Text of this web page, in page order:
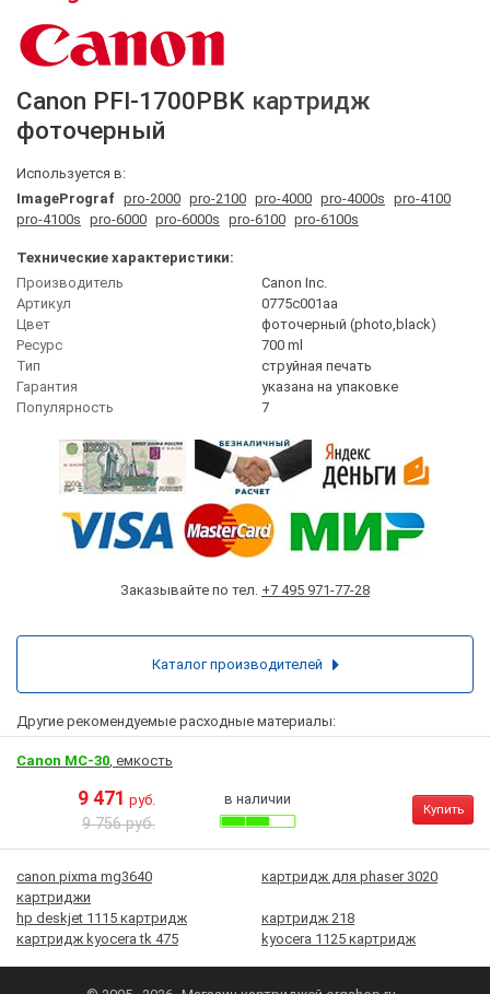
Canon PFI-1700PBK картридж
фоточерный
Используется в:
ImagePrograf pro-2000 pro-2100 pro-4000 pro-4000s pro-4100
pro-4100s pro-6000 pro-6000s pro-6100 pro-6100s
Технические характеристики:
Производитель
Canon Inc.
Артикул
0775c001aa
Цвет
фоточерный (photo,black)
Ресурс
700 ml
Тип
струйная печать
Гарантия
указана на упаковке
Популярность
7
Заказывайте по тел. +7 495 971-77-28
Другие рекомендуемые расходные материалы:
Canon MC-30, емкость
9 471 руб.
9 756 руб.
в наличии
Купить
canon pixma mg3640
картриджи
картридж для phaser 3020
hp deskjet 1115 картридж
картридж 218
картридж kyocera tk 475
kyocera 1125 картридж